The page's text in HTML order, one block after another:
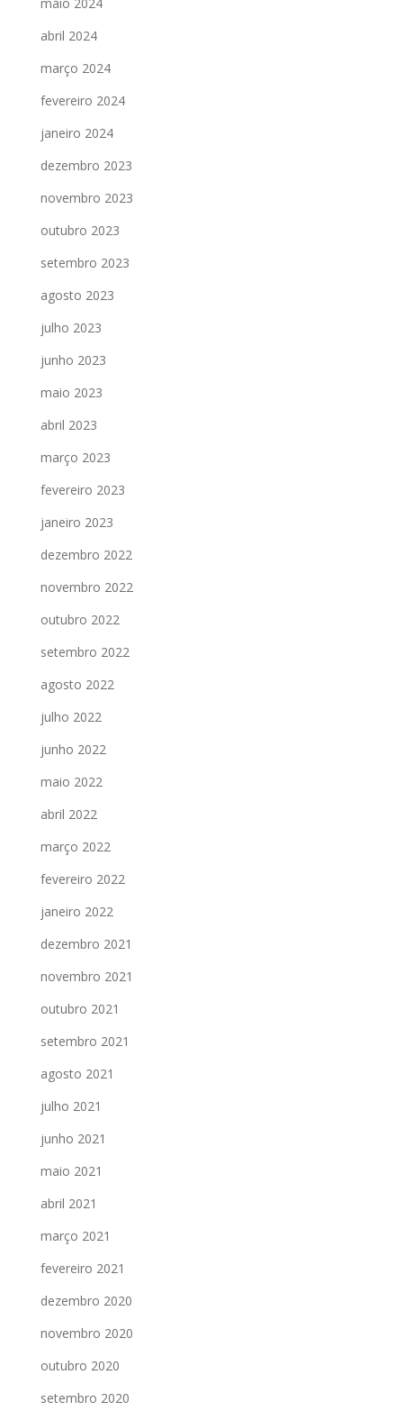
abril 2024
março 2024
fevereiro 2024
janeiro 2024
dezembro 2023
novembro 2023
outubro 2023
setembro 2023
agosto 2023
julho 2023
junho 2023
maio 2023
abril 2023
março 2023
fevereiro 2023
janeiro 2023
dezembro 2022
novembro 2022
outubro 2022
setembro 2022
agosto 2022
julho 2022
junho 2022
maio 2022
abril 2022
março 2022
fevereiro 2022
janeiro 2022
dezembro 2021
novembro 2021
outubro 2021
setembro 2021
agosto 2021
julho 2021
junho 2021
maio 2021
abril 2021
março 2021
fevereiro 2021
dezembro 2020
novembro 2020
outubro 2020
setembro 2020